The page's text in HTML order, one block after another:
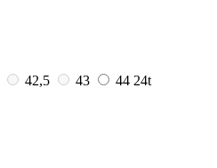
42,5 43 44 24t